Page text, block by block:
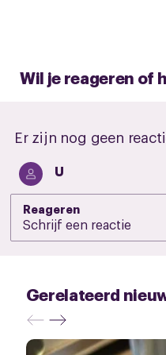
Wil je reageren of
Er zijn nog geen
U
Reageren
Gerelateerd